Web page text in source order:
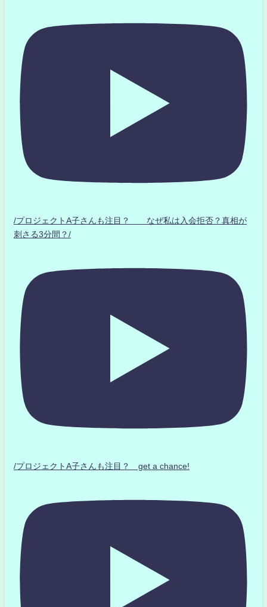
/プロジェクトA子さんも注目？ なぜ私は入会拒否？真相が
刺さる3分間？/
/プロジェクトA子さんも注目？ get a chance!